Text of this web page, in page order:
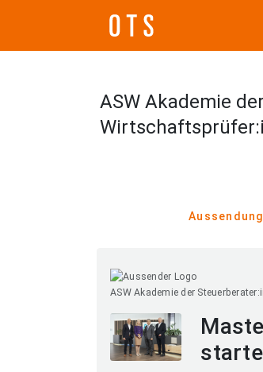
ASW Akademie
ASW Akademie der